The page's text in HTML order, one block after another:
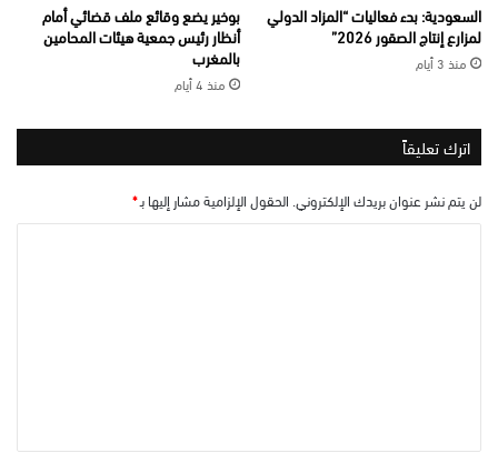
السعودية: بدء فعاليات “المزاد الدولي
لمزارع إنتاج الصقور 2026”
منذ 3 أيام
بوخير يضع وقائع ملف قضائي أمام
أنظار رئيس جمعية هيئات المحامين
بالمغرب
منذ 4 أيام
اترك تعليقاً
لن يتم نشر عنوان بريدك الإلكتروني. الحقول الإلزامية مشار إليها بـ*